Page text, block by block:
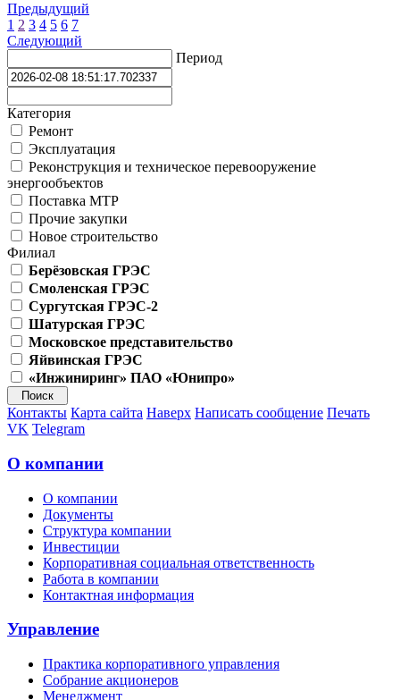
Предыдущий
1 2 3 4 5 6 7
Следующий
Период
Категория
Ремонт
Эксплуатация
Реконструкция и техническое перевооружение
энергообъектов
Поставка МТР
Прочие закупки
Новое строительство
Филиал
Берёзовская ГРЭС
Смоленская ГРЭС
Сургутская ГРЭС-2
Шатурская ГРЭС
Московское представительство
Яйвинская ГРЭС
«Инжиниринг» ПАО «Юнипро»
Контакты Карта сайта Наверх Написать сообщение Печать
VK Telegram
О компании
О компании
Документы
Структура компании
Инвестиции
Корпоративная социальная ответственность
Работа в компании
Контактная информация
Управление
Практика корпоративного управления
Собрание акционеров
Менеджмент